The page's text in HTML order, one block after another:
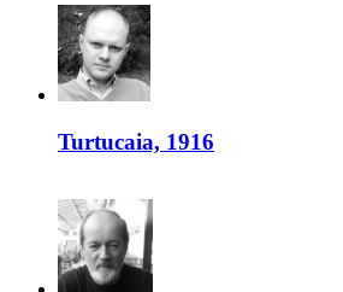
Turtucaia, 1916